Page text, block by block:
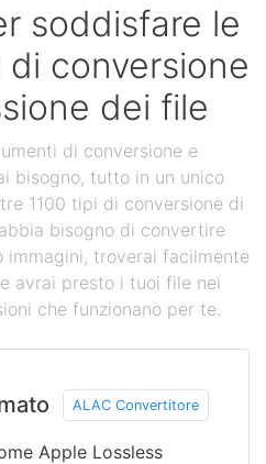
soddisfare le
conversione
dei file
di conversione e
bisogno, tutto in un unico
1100 tipi di conversione di
bisogno di convertire
immagini, troverai facilmente
avrai presto i tuoi file nei
che funzionano per te.
ALAC Convertitore
Apple Lossless